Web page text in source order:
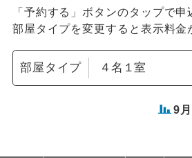
「予約する」ボタンのタップで申
部屋タイプを変更すると表示料金
部屋タイプ
9